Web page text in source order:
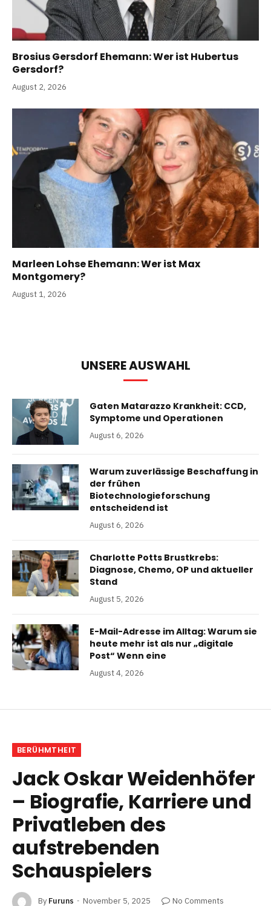
Brosius Gersdorf Ehemann: Wer ist Hubertus
Gersdorf?
August 2, 2026
Marleen Lohse Ehemann: Wer ist Max
Montgomery?
August 1, 2026
UNSERE AUSWAHL
Gaten Matarazzo Krankheit: CCD,
Symptome und Operationen
August 6, 2026
Warum zuverlässige Beschaffung in
der frühen
Biotechnologieforschung
entscheidend ist
August 6, 2026
Charlotte Potts Brustkrebs:
Diagnose, Chemo, OP und aktueller
Stand
August 5, 2026
E-Mail-Adresse im Alltag: Warum sie
heute mehr ist als nur „digitale
Post“ Wenn eine
August 4, 2026
BERÜHMTHEIT
Jack Oskar Weidenhöfer
– Biografie, Karriere und
Privatleben des
aufstrebenden
Schauspielers
By Furuns November 5, 2025 No Comments